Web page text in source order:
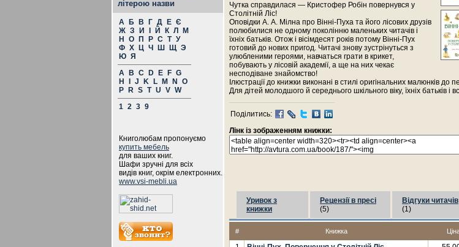
літерою назви
А Б В Г Д Е Є
Ж З И Й К Л
М
Н
О П Р С Т У
Ф Х Ц Ч Ш Щ Э
Ю Я
A
B C D E F G
H
J K L M N
O
P
R S T U V W
1 2 3 9
Книголюбам пропонуємо
купить мебель
для ваших книг.
Шафи зручні для всіх
видів книг, окрім електронних.
www.vsi-mebli.ua
Чутка справдилася — Кристофер Робін повернувся у
Столітній Ліс!
Оповідки А. А. Мілна про Вінні-Пуха та його лісових друзів
полюбилися не одному поколінню маленьких читачів і
їхніх батьків. Отож і вісімдесят років потому Вінні-Пух
готовий до нових пригод. Читачі знову зустрінуться з
улюбленими героями, навчаться грати в крикет,
побувають у лісовій академії, а ще на них чекає
несподіване знайомство!
Ілюстрації до книжки виконані в стилі оригінальних малюнків до
Для дітей молодшого й середнього шкільного віку, їхніх батьків і
Поділитись:
Лінк із зображенням книжки:
Уривок з
книжки
Рецензії в пресі
(5)
Відгуки читачів
(1)
# Книжка